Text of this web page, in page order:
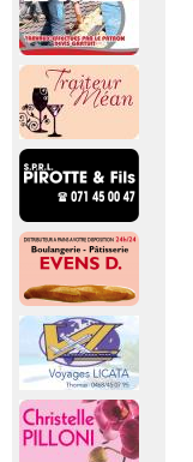
r
n
p
a